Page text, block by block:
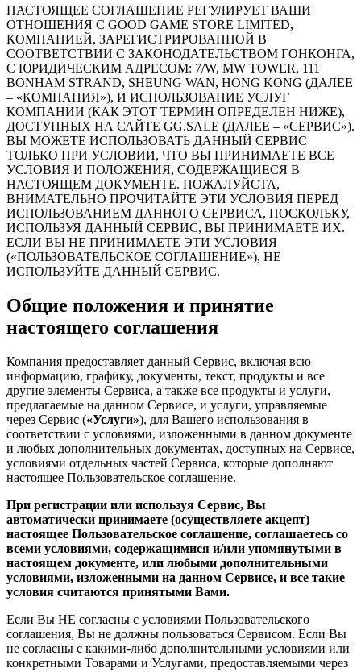
НАСТОЯЩЕЕ СОГЛАШЕНИЕ РЕГУЛИРУЕТ ВАШИ
ОТНОШЕНИЯ С GOOD GAME STORE LIMITED,
КОМПАНИЕЙ, ЗАРЕГИСТРИРОВАННОЙ В
СООТВЕТСТВИИ С ЗАКОНОДАТЕЛЬСТВОМ ГОНКОНГА,
С ЮРИДИЧЕСКИМ АДРЕСОМ: 7/W, MW TOWER, 111
BONHAM STRAND, SHEUNG WAN, HONG KONG (ДАЛЕЕ
– «КОМПАНИЯ»), И ИСПОЛЬЗОВАНИЕ УСЛУГ
КОМПАНИИ (КАК ЭТОТ ТЕРМИН ОПРЕДЕЛЕН НИЖЕ),
ДОСТУПНЫХ НА САЙТЕ GG.SALE (ДАЛЕЕ – «СЕРВИС»).
ВЫ МОЖЕТЕ ИСПОЛЬЗОВАТЬ ДАННЫЙ СЕРВИС
ТОЛЬКО ПРИ УСЛОВИИ, ЧТО ВЫ ПРИНИМАЕТЕ ВСЕ
УСЛОВИЯ И ПОЛОЖЕНИЯ, СОДЕРЖАЩИЕСЯ В
НАСТОЯЩЕМ ДОКУМЕНТЕ. ПОЖАЛУЙСТА,
ВНИМАТЕЛЬНО ПРОЧИТАЙТЕ ЭТИ УСЛОВИЯ ПЕРЕД
ИСПОЛЬЗОВАНИЕМ ДАННОГО СЕРВИСА, ПОСКОЛЬКУ,
ИСПОЛЬЗУЯ ДАННЫЙ СЕРВИС, ВЫ ПРИНИМАЕТЕ ИХ.
ЕСЛИ ВЫ НЕ ПРИНИМАЕТЕ ЭТИ УСЛОВИЯ
(«ПОЛЬЗОВАТЕЛЬСКОЕ СОГЛАШЕНИЕ»), НЕ
ИСПОЛЬЗУЙТЕ ДАННЫЙ СЕРВИС.
Общие положения и принятие
настоящего соглашения
Компания предоставляет данный Сервис, включая всю
информацию, графику, документы, текст, продукты и все
другие элементы Сервиса, а также все продукты и услуги,
предлагаемые на данном Сервисе, и услуги, управляемые
через Сервис («Услуги»), для Вашего использования в
соответствии с условиями, изложенными в данном документе
и любых дополнительных документах, доступных на Сервисе,
условиями отдельных частей Сервиса, которые дополняют
настоящее Пользовательское соглашение.
При регистрации или используя Сервис, Вы
автоматически принимаете (осуществляете акцепт)
настоящее Пользовательское соглашение, соглашаетесь со
всеми условиями, содержащимися и/или упомянутыми в
настоящем документе, или любыми дополнительными
условиями, изложенными на данном Сервисе, и все такие
условия считаются принятыми Вами.
Если Вы НЕ согласны с условиями Пользовательского
соглашения, Вы не должны пользоваться Сервисом. Если Вы
не согласны с какими-либо дополнительными условиями или
конкретными Товарами и Услугами, предоставляемыми через